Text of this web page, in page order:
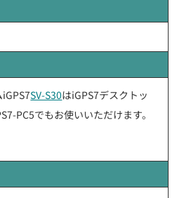
SV-S30はiGPS7デスクトッ
PC5でもお使いいただけます。